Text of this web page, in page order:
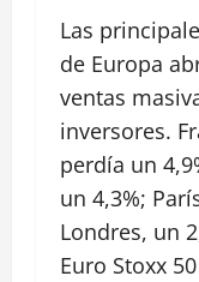
Las
de Europa
ventas
inversores.
perdía un
un 4,3%;
Londres, un
Euro Stoxx